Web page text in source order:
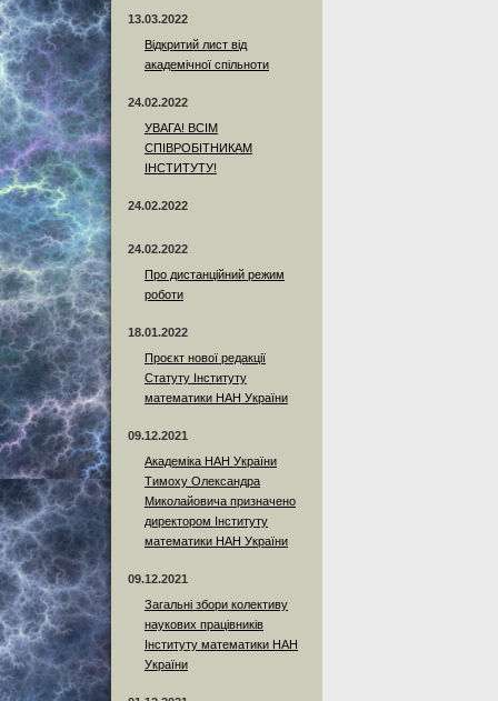
13.03.2022
Відкритий лист від
академічної спільноти
24.02.2022
УВАГА! ВСІМ
СПІВРОБІТНИКАМ
ІНСТИТУТУ!
24.02.2022
24.02.2022
Про дистанційний режим
роботи
18.01.2022
Проєкт нової редакції
Статуту Інституту
математики НАН України
09.12.2021
Академіка НАН України
Тимоху Олександра
Миколайовича призначено
директором Інституту
математики НАН України
09.12.2021
Загальні збори колективу
наукових працівників
Інституту математики НАН
України